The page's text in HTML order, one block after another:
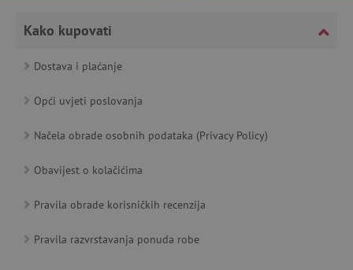
Kako kupovati
Dostava i plaćanje
Opći uvjeti poslovanja
Načela obrade osobnih podataka (Privacy Policy)
Obavijest o kolačićima
Pravila obrade korisničkih recenzija
Pravila razvrstavanja ponuda robe
PHPSESSID